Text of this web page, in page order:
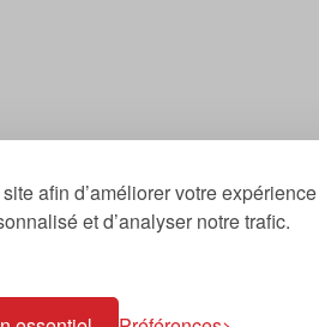
afin d’améliorer votre expérience
et d’analyser notre trafic.